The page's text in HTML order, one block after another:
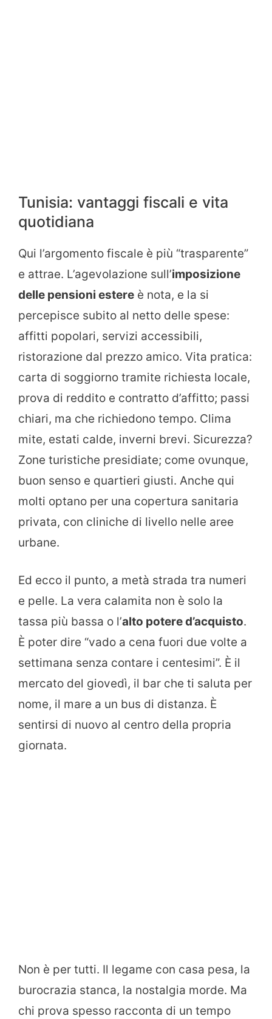
Tunisia: vantaggi fiscali e vita
quotidiana
Qui l’argomento fiscale è più “trasparente”
e attrae. L’agevolazione sull’imposizione
delle pensioni estere è nota, e la si
percepisce subito al netto delle spese:
affitti popolari, servizi accessibili,
ristorazione dal prezzo amico. Vita pratica:
carta di soggiorno tramite richiesta locale,
prova di reddito e contratto d’affitto; passi
chiari, ma che richiedono tempo. Clima
mite, estati calde, inverni brevi. Sicurezza?
Zone turistiche presidiate; come ovunque,
buon senso e quartieri giusti. Anche qui
molti optano per una copertura sanitaria
privata, con cliniche di livello nelle aree
urbane.
Ed ecco il punto, a metà strada tra numeri
e pelle. La vera calamita non è solo la
tassa più bassa o l’alto potere d’acquisto.
È poter dire “vado a cena fuori due volte a
settimana senza contare i centesimi”. È il
mercato del giovedì, il bar che ti saluta per
nome, il mare a un bus di distanza. È
sentirsi di nuovo al centro della propria
giornata.
Non è per tutti. Il legame con casa pesa, la
burocrazia stanca, la nostalgia morde. Ma
chi prova spesso racconta di un tempo